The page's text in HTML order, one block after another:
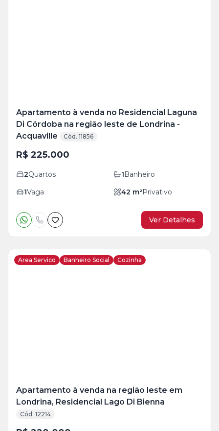
Apartamento à venda no Residencial Laguna
Di Córdoba na região leste de Londrina -
Acquaville
Cód. 11856
R$ 225.000
2Quartos 1Banheiro
1Vaga 42 m²Privativo
Ver Detalhes
Area Servico Banheiro Social Cozinha
Apartamento à venda na região leste em
Londrina, Residencial Lago Di Bienna
Cód. 12214